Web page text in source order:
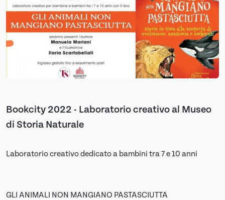
Bookcity 2022 - Laboratorio creativo al Museo
di Storia Naturale
Laboratorio creativo dedicato a bambini tra 7 e 10 anni
GLI ANIMALI NON MANGIANO PASTASCIUTTA